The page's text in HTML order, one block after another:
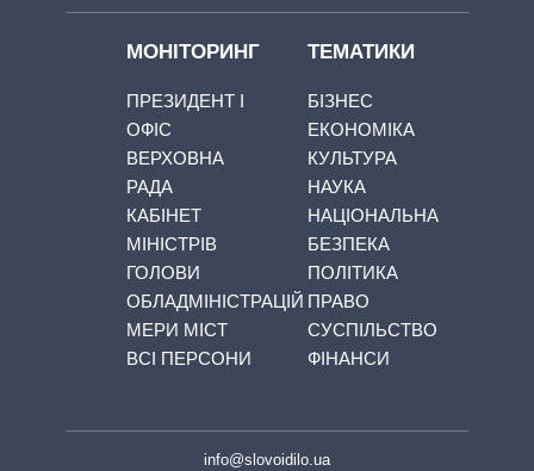
МОНІТОРИНГ
ПРЕЗИДЕНТ І
ОФІС
ВЕРХОВНА
РАДА
КАБІНЕТ
МІНІСТРІВ
ГОЛОВИ
ОБЛАДМІНІСТРАЦІЙ
МЕРИ МІСТ
ВСІ ПЕРСОНИ
ТЕМАТИКИ
БІЗНЕС
ЕКОНОМІКА
КУЛЬТУРА
НАУКА
НАЦІОНАЛЬНА
БЕЗПЕКА
ПОЛІТИКА
ПРАВО
СУСПІЛЬСТВО
ФІНАНСИ
info@slovoidilo.ua